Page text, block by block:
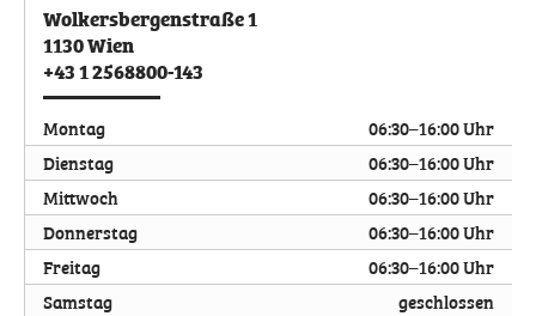
Wolkersbergenstraße 1
1130Wien
+43 1 2568800-143
Montag
06:30–16:00 Uhr
Dienstag
06:30–16:00 Uhr
Mittwoch
06:30–16:00 Uhr
Donnerstag
06:30–16:00 Uhr
Freitag
06:30–16:00 Uhr
Samstag
geschlossen